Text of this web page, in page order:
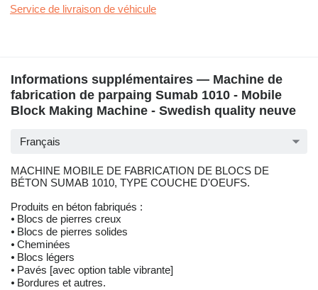
Service de livraison de véhicule
Informations supplémentaires — Machine de
fabrication de parpaing Sumab 1010 - Mobile
Block Making Machine - Swedish quality neuve
Français
MACHINE MOBILE DE FABRICATION DE BLOCS DE
BÉTON SUMAB 1010, TYPE COUCHE D'OEUFS.
Produits en béton fabriqués :
⦁ Blocs de pierres creux
⦁ Blocs de pierres solides
⦁ Cheminées
⦁ Blocs légers
⦁ Pavés [avec option table vibrante]
⦁ Bordures et autres.